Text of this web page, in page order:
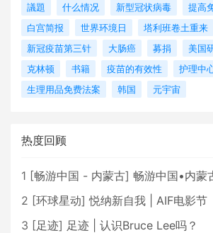
議題
什么情况 新型冠状病毒 提高
白宫简报
世界环境日 塔利班卷土重来
新冠疫苗第三针
大肠癌 募捐 美国
克林顿
书籍 疫苗的有效性
护理中
生理用品免费法案
韩国 元宇宙
热度回顾
1 [畅游中国 - 内蒙古] 畅游中国•内蒙古之
2 [环球星动] 悦纳新自我 | AIF电影节
3 [足迹] 足迹 | 认识Bruce Lee吗？